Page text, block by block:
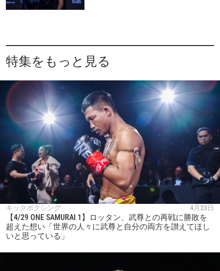
特集をもっと見る
キックボクシング 4月23日
【4/29 ONE SAMURAI 1】ロッタン、武尊との再戦に勝敗を
超えた想い「世界の人々に武尊と自分の両方を讃えてほし
いと思っている」